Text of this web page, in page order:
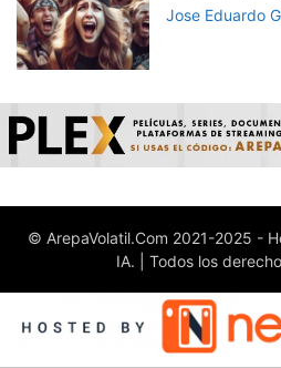
Jose Eduardo
© ArepaVolatil.Com 2021-2025 -
IA. | Todos los